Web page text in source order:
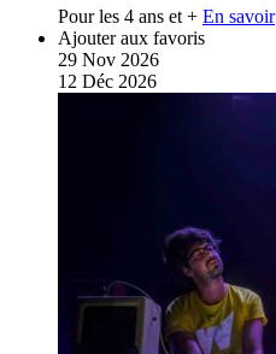
Pour les 4 ans et + En savoir
Ajouter aux favoris
29 Nov 2026
12 Déc 2026